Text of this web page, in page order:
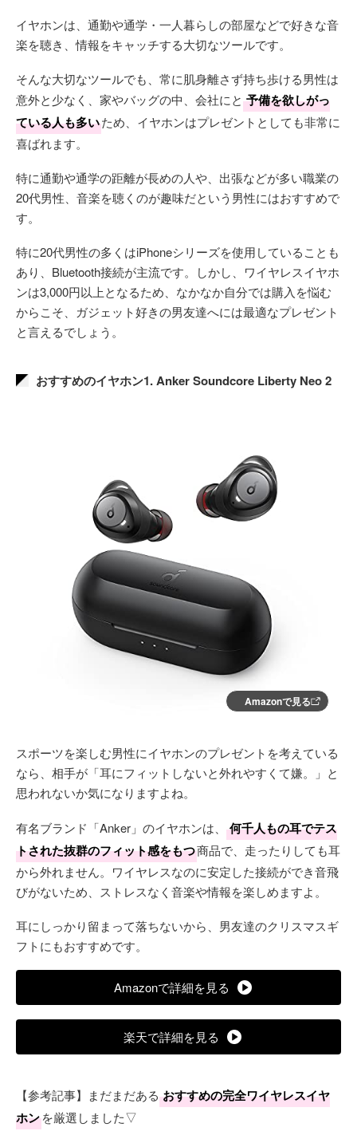
イヤホンは、通勤や通学・一人暮らしの部屋などで好きな音
楽を聴き、情報をキャッチする大切なツールです。
そんな大切なツールでも、常に肌身離さず持ち歩ける男性は
意外と少なく、家やバッグの中、会社にと 予備を欲しがっ
ている人も多いため、イヤホンはプレゼントとしても非常に
喜ばれます。
特に通勤や通学の距離が長めの人や、出張などが多い職業の
20代男性、音楽を聴くのが趣味だという男性にはおすすめで
す。
特に20代男性の多くはiPhoneシリーズを使用していることも
あり、Bluetooth接続が主流です。しかし、ワイヤレスイヤホ
ンは3,000円以上となるため、なかなか自分では購入を悩む
からこそ、ガジェット好きの男友達へには最適なプレゼント
と言えるでしょう。
おすすめのイヤホン1. Anker Soundcore Liberty Neo 2
Amazonで見る
スポーツを楽しむ男性にイヤホンのプレゼントを考えている
なら、相手が「耳にフィットしないと外れやすくて嫌。」と
思われないか気になりますよね。
有名ブランド「Anker」のイヤホンは、
何千人もの耳でテス
トされた抜群のフィット感をもつ商品で、走ったりしても耳
から外れません。ワイヤレスなのに安定した接続ができ音飛
びがないため、ストレスなく音楽や情報を楽しめますよ。
耳にしっかり留まって落ちないから、男友達のクリスマスギ
フトにもおすすめです。
Amazonで詳細を見る
楽天で詳細を見る
【参考記事】まだまだある おすすめの完全ワイヤレスイヤ
ホンを厳選しました▽